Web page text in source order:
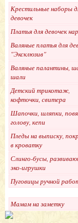
Крестильные наборы
девочек
Платья для девочек
Валяные платья для
"Эксклюзив"
Валяные палантины,
шали
Детский трикотаж,
кофточки, свитера
Шапочки, шляпки,
голову, кепи
Пледы на выписку,
в кроватку
Слинго-бусы,
эко-игрушки
Пуговицы ручной
Мамам на заметку